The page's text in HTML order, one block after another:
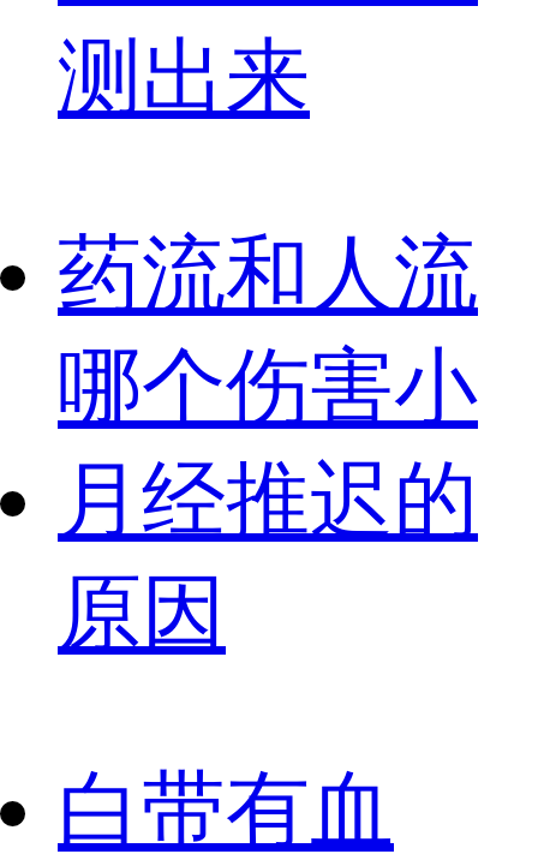
测出来
药流和人流
哪个伤害小
月经推迟的
原因
白带有血